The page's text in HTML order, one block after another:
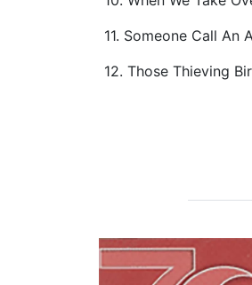
11. Someone Call An
12. Those Thieving